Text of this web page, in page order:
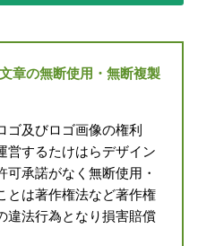
章の無断使用・無断複製
ゴ及びロゴ画像の権利
営するたけはらデザイン
承諾がなく無断使用・
とは著作権法など著作権
違法行為となり損害賠償